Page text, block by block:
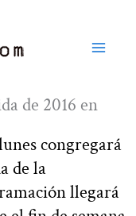
de 2016 en
congregará
de la
llegará